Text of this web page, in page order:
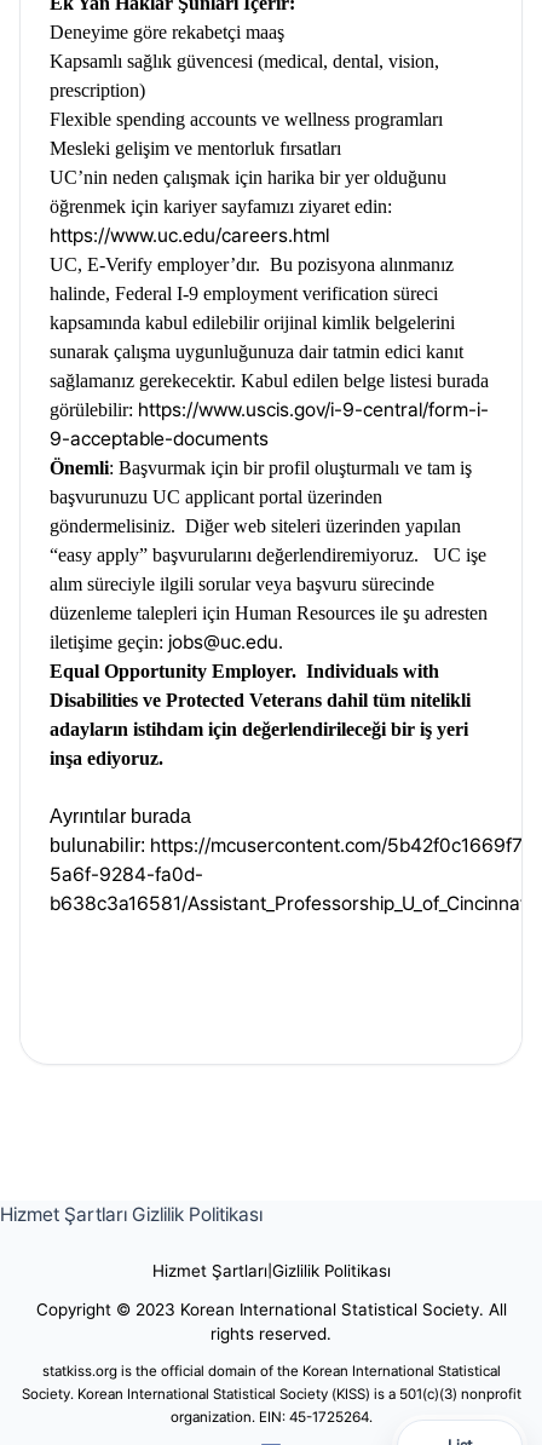
Deneyime göre rekabetçi maaş
Kapsamlı sağlık güvencesi (medical, dental, vision,
prescription)
Flexible spending accounts ve wellness programları
Mesleki gelişim ve mentorluk fırsatları
UC’nin neden çalışmak için harika bir yer olduğunu
öğrenmek için kariyer sayfamızı ziyaret edin:
https://www.uc.edu/careers.html
UC, E-Verify employer’dır. Bu pozisyona alınmanız
halinde, Federal I-9 employment verification süreci
kapsamında kabul edilebilir orijinal kimlik belgelerini
sunarak çalışma uygunluğunuza dair tatmin edici kanıt
sağlamanız gerekecektir. Kabul edilen belge listesi burada
görülebilir: https://www.uscis.gov/i-9-central/form-i-
9-acceptable-documents
Önemli: Başvurmak için bir profil oluşturmalı ve tam iş
başvurunuzu UC applicant portal üzerinden
göndermelisiniz. Diğer web siteleri üzerinden yapılan
“easy apply” başvurularını değerlendiremiyoruz. UC işe
alım süreciyle ilgili sorular veya başvuru sürecinde
düzenleme talepleri için Human Resources ile şu adresten
iletişime geçin: jobs@uc.edu.
Equal Opportunity Employer. Individuals with
Disabilities ve Protected Veterans dahil tüm nitelikli
adayların istihdam için değerlendirileceği bir iş yeri
inşa ediyoruz.
Ayrıntılar burada
bulunabilir: https://mcusercontent.com/
5a6f-9284-fa0d-
b638c3a16581/
Hizmet Şartları Gizlilik Politikası
Hizmet Şartları| Gizlilik Politikası
Copyright © 2023 Korean International Statistical Society. All
rights reserved.
statkiss.org is the official domain of the Korean International Statistical
Society. Korean International Statistical Society (KISS) is a 501(c)(3) nonprofit
organization. EIN: 45-1725264.